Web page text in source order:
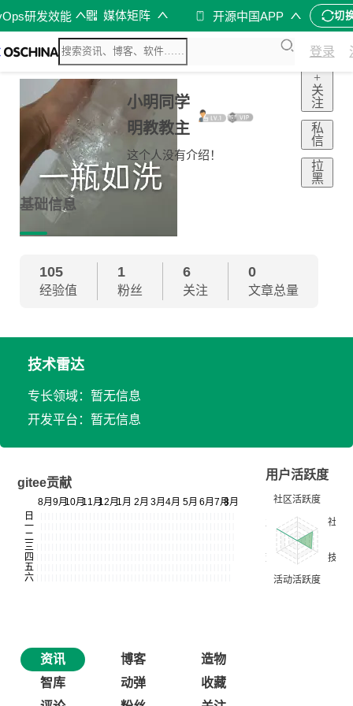
研发效能 媒体矩阵 开源中国APP 切
登录
小明同学
明教教主
这个人没有介绍！
+
关
注
私
信
拉
黑
基础信息
105
经验值
1
粉丝
6
关注
0
文章总量
技术雷达
专长领域：暂无信息
开发平台：暂无信息
gitee贡献
用户活跃度
资讯 博客
造物
智库
动弹
收藏